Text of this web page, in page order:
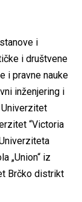
i
i društvene
i pravne nauke
inženjering i
Univerzitet
“Victoria
„Union“ iz
Brčko distrikt